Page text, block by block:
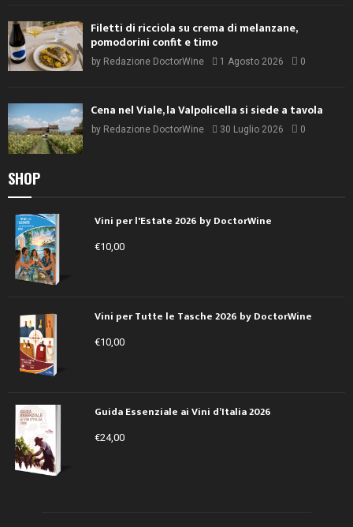
Filetti di ricciola su crema di melanzane,
pomodorini confit e timo
by Redazione DoctorWine 1 Agosto 2026 0
Cena nel Viale, la Valpolicella si siede a tavola
by Redazione DoctorWine 30 Luglio 2026 0
SHOP
Vini per l'Estate 2026 by DoctorWine
€10,00
Vini per Tutte le Tasche 2026 by DoctorWine
€10,00
Guida Essenziale ai Vini d’Italia 2026
€24,00